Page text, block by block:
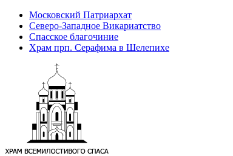
Московский Патриархат
Северо-Западное Викариатство
Спасское благочиние
Храм прп. Серафима в Шелепихе